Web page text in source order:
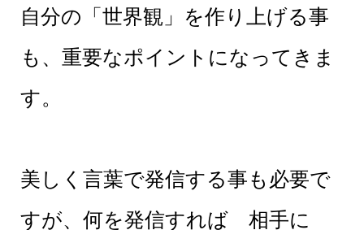
自分の「世界観」を作り上げる事
も、重要なポイントになってきま
す。
美しく言葉で発信する事も必要で
すが、何を発信すれば 相手に